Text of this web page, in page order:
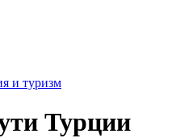
и туризм
Турции